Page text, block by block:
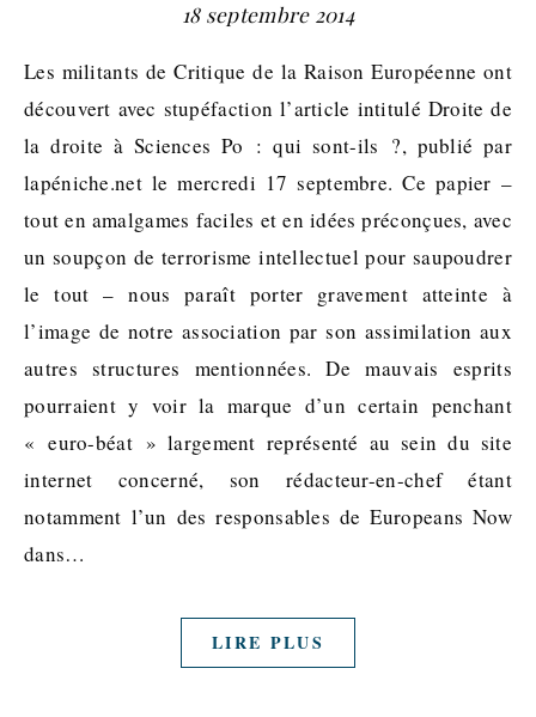
18 septembre 2014
Les militants de Critique de la Raison Européenne ont
découvert avec stupéfaction l’article intitulé Droite de
la droite à Sciences Po : qui sont-ils ?, publié par
lapéniche.net le mercredi 17 septembre. Ce papier –
tout en amalgames faciles et en idées préconçues, avec
un soupçon de terrorisme intellectuel pour saupoudrer
le tout – nous paraît porter gravement atteinte à
l’image de notre association par son assimilation aux
autres structures mentionnées. De mauvais esprits
pourraient y voir la marque d’un certain penchant
« euro-béat » largement représenté au sein du site
internet concerné, son rédacteur-en-chef étant
notamment l’un des responsables de Europeans Now
dans…
LIRE PLUS